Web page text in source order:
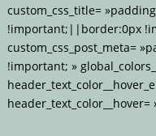
custom_css_title=
!important;||border:0px
custom_css_post_meta=
!important; »
header_text_color__hover=